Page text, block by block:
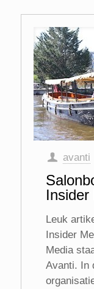
avanti
Insider
Leuk
Insider
Media
Avanti. In